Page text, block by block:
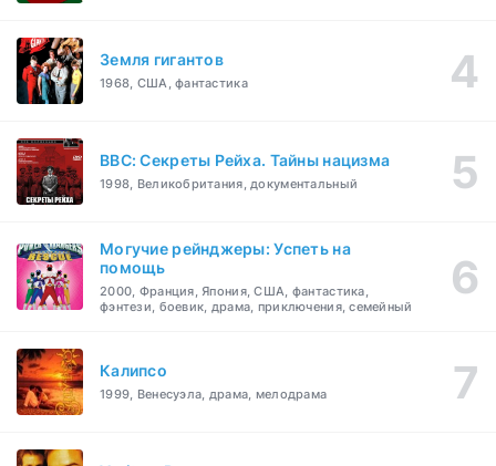
Земля гигантов
1968, США, фантастика
BBC: Секреты Рейха. Тайны нацизма
1998, Великобритания, документальный
Могучие рейнджеры: Успеть на
помощь
2000, Франция, Япония, США, фантастика,
фэнтези, боевик, драма, приключения, семейный
Калипсо
1999, Венесуэла, драма, мелодрама